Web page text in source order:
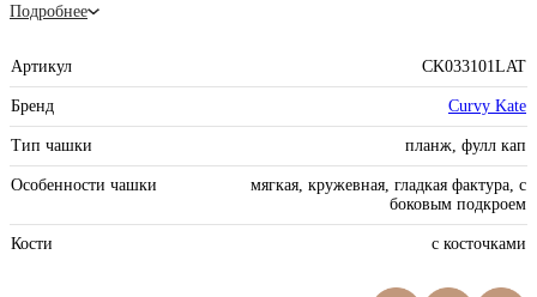
Подробнее
Артикул CK033101LAT
Бренд Curvy Kate
Тип чашки планж, фулл кап
Особенности чашки
мягкая, кружевная, гладкая фактура, с
боковым подкроем
Кости с косточками